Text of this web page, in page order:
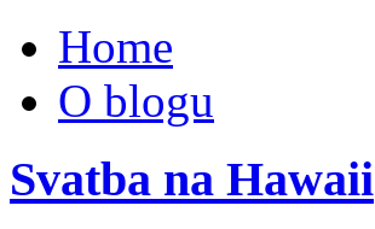
Home
O blogu
Svatba na Hawaii